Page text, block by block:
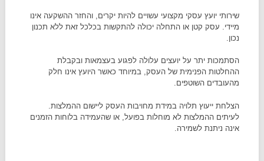
שירותי יועץ עסקי מקצועי עשויים להיות יקרים, והחזר ההשקעה אינו
מיידי. עסק קטן או התחלה יכולה להתקשות בכלכל זאת ללא תכנון
נכון.​
הסתמכות יתר על יועצים עלולה לפגוע בעצמאות ובקבלת
ההחלטות הפנימית של העסק, במיוחד כאשר היועץ אינו חלק
מהעובדים השוטפים.​
הצלחת ייעוץ תלויה במידת מחויבות העסק ליישום ההמלצות.
לעיתים ההמלצות לא מוחלות בפועל, או שהעמידה בלוחות הזמנים
אינה ניתנת לשמירה.​